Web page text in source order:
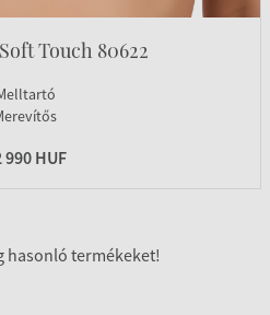
Touch 80622
990 HUF
hasonló termékeket!